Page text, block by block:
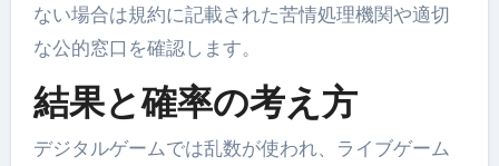
ない場合は規約に記載された苦情処理機関や適切
な公的窓口を確認します。
結果と確率の考え方
デジタルゲームでは乱数が使われ、ライブゲーム